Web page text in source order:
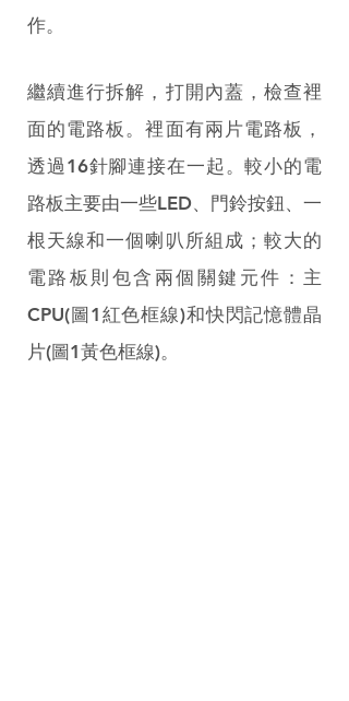
作。
繼續進行拆解，打開內蓋，檢查裡
面的電路板。裡面有兩片電路板，
透過16針腳連接在一起。較小的電
路板主要由一些LED、門鈴按鈕、一
根天線和一個喇叭所組成；較大的
電路板則包含兩個關鍵元件：主
CPU(圖1紅色框線)和快閃記憶體晶
片(圖1黃色框線)。